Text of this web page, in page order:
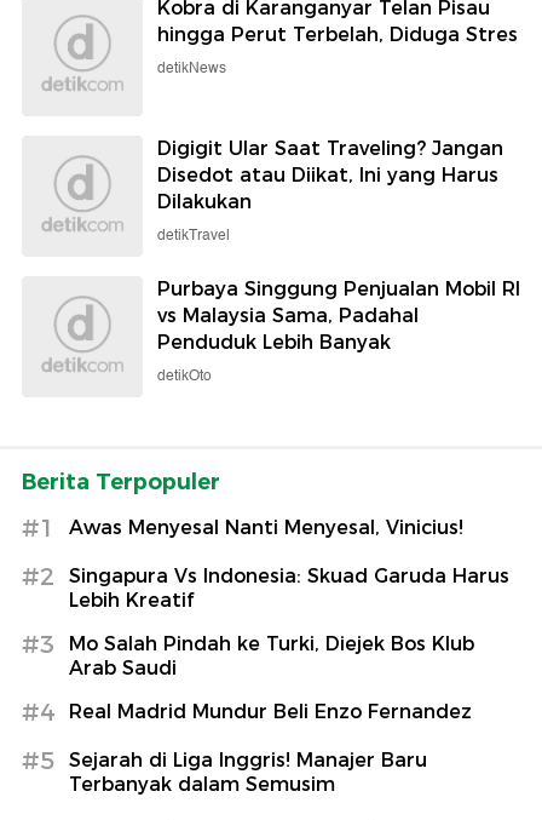
Kobra di Karanganyar Telan Pisau
hingga Perut Terbelah, Diduga Stres
detikNews
Digigit Ular Saat Traveling? Jangan
Disedot atau Diikat, Ini yang Harus
Dilakukan
detikTravel
Purbaya Singgung Penjualan Mobil RI
vs Malaysia Sama, Padahal
Penduduk Lebih Banyak
detikOto
Berita Terpopuler
#1 Awas Menyesal Nanti Menyesal, Vinicius!
#2
Singapura Vs Indonesia: Skuad Garuda Harus
Lebih Kreatif
#3
Mo Salah Pindah ke Turki, Diejek Bos Klub
Arab Saudi
#4 Real Madrid Mundur Beli Enzo Fernandez
#5
Sejarah di Liga Inggris! Manajer Baru
Terbanyak dalam Semusim